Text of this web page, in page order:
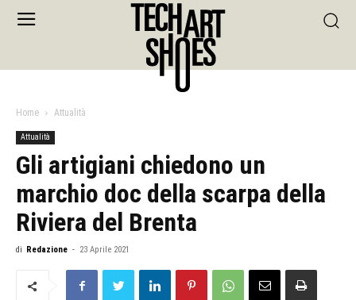
Home Attualità
Attualità
Gli artigiani chiedono un
marchio doc della scarpa della
Riviera del Brenta
di Redazione - 23 Aprile 2021